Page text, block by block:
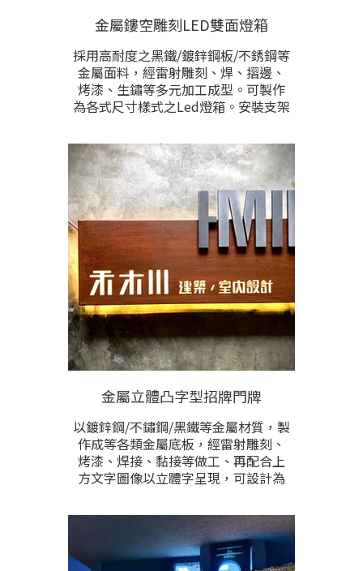
金屬鏤空雕刻LED雙面燈箱
採用高耐度之黑鐵/鍍鋅鋼板/不銹鋼等
金屬面料，經雷射雕刻、焊、摺邊、
烤漆、生鏽等多元加工成型。可製作
為各式尺寸樣式之Led燈箱。安裝支架
裝需求之結構。圖文內容多數以鏤空
雕刻後配合LED燈，使點燈後，招牌內
容能竄出光線而產生凸顯而明亮的效
果，在不開燈時 則透過鏤空處後方增
置之背板，與鏤空之內容形成對比，
讓圖文內容明顯而具備層次美感。
✔️尺寸、材質、風格、顏色、安裝方
式，皆可根據需求設計。
✔️根據製作尺寸與雕刻內容多寡計
價。
金屬立體凸字型招牌門牌
以鍍鋅鋼/不鏽鋼/黑鐵等金屬材質，製
作成等各類金屬底板，經雷射雕刻、
烤漆、焊接、黏接等做工、再配合上
方文字圖像以立體字呈現，可設計為
顏色、材質，尺寸、安裝方式，能根
據需求訂製，歡迎提供製作尺寸與樣
式需求聊聊洽詢。